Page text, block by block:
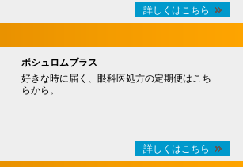
詳しくはこちら
ボシュロムプラス
好きな時に届く、眼科医処方の定期便はこち
らから。
詳しくはこちら